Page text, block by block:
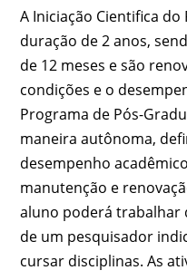
A Iniciação Cientifica
duração de 2 anos,
de 12 meses e são
condições e o
Programa de Pós-
maneira autônoma,
desempenho
manutenção e
aluno poderá trabalhar
de um pesquisador
cursar disciplinas. As